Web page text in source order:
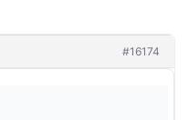
#16174